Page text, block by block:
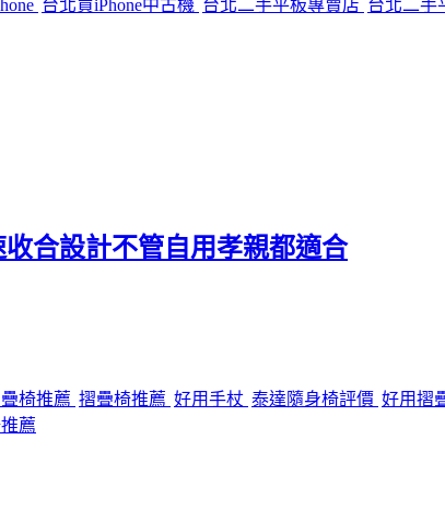
台北買iPhone中古機 台北二手平板專賣店 台北二手
合設計不管自用孝親都適合
椅推薦 摺疊椅推薦 好用手杖 泰達隨身椅評價 好用摺
薦